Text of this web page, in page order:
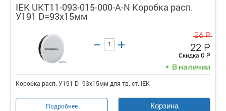
IEK UKT11-093-015-000-A-N Коробка расп.
У191 D=93х15мм
26 Р
22 Р
Скидка 0 Р
В наличии
Коробка расп. У191 D=93х15мм для тв. ст. IEK
Подробнее Корзина